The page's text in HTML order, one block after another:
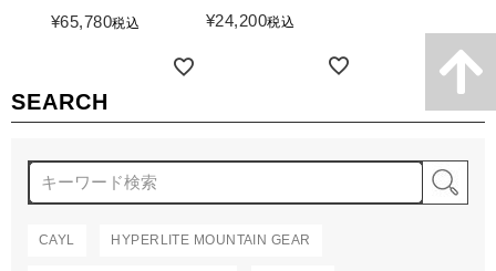
SEARCH
CAYL HYPERLITE MOUNTAIN GEAR
¥65,780税込 ¥24,200税込